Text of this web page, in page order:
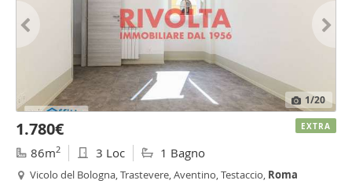
1/20
1.780€
86m2 3 Loc 1 Bagno
Vicolo del Bologna, Trastevere, Aventino, Testaccio, Roma
EXTRA